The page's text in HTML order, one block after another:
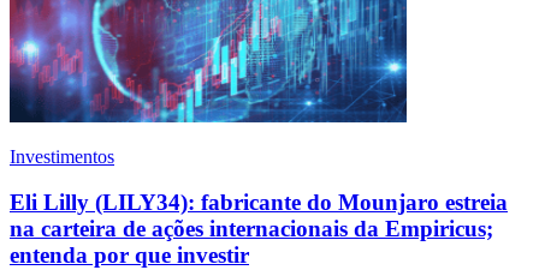
Investimentos
Eli Lilly (LILY34): fabricante do Mounjaro estreia
na carteira de ações internacionais da Empiricus;
entenda por que investir